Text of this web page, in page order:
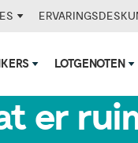
LOTGENOTEN
is het
er